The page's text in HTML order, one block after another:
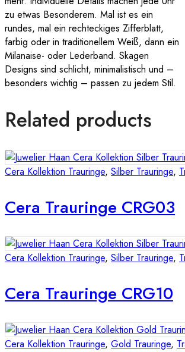
zu etwas Besonderem. Mal ist es ein
rundes, mal ein rechteckiges Zifferblatt,
farbig oder in traditionellem Weiß, dann ein
Milanaise- oder Lederband. Skagen
Designs sind schlicht, minimalistisch und –
besonders wichtig – passen zu jedem Stil.
Related products
Cera Kollektion Trauringe, Silber Trauringe,
Cera Trauringe CRG03
Cera Kollektion Trauringe, Silber Trauringe,
Cera Trauringe CRG10
Cera Kollektion Trauringe, Gold Trauringe,